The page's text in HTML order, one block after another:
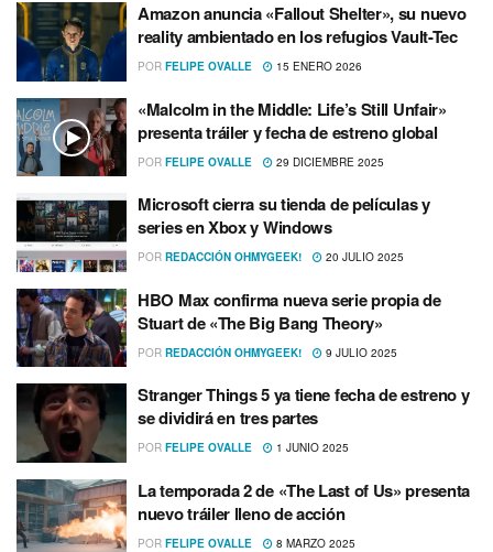
Amazon anuncia «Fallout Shelter», su nuevo
reality ambientado en los refugios Vault-Tec
POR FELIPE OVALLE 15 ENERO 2026
«Malcolm in the Middle: Life’s Still Unfair»
presenta tráiler y fecha de estreno global
POR FELIPE OVALLE 29 DICIEMBRE 2025
Microsoft cierra su tienda de películas y
series en Xbox y Windows
POR REDACCIÓN OHMYGEEK! 20 JULIO 2025
HBO Max confirma nueva serie propia de
Stuart de «The Big Bang Theory»
POR REDACCIÓN OHMYGEEK! 9 JULIO 2025
Stranger Things 5 ya tiene fecha de estreno y
se dividirá en tres partes
POR FELIPE OVALLE 1 JUNIO 2025
La temporada 2 de «The Last of Us» presenta
nuevo tráiler lleno de acción
POR FELIPE OVALLE 8 MARZO 2025